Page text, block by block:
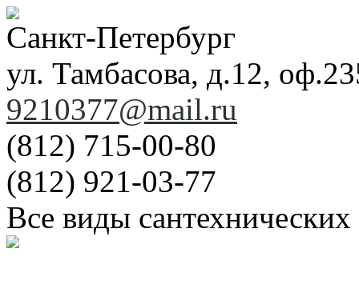
Санкт-Петербург
ул. Тамбасова, д.12,
9210377@mail.ru
(812) 715-00-80
(812) 921-03-77
Все виды